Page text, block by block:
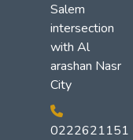
Salem
intersection
with Al
arashan Nasr
City
0222621151